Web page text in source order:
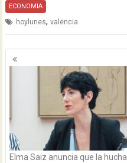
ECONOMIA
hoylunes,valencia
Navegación
de
entradas
Elma Saiz anuncia que la hucha